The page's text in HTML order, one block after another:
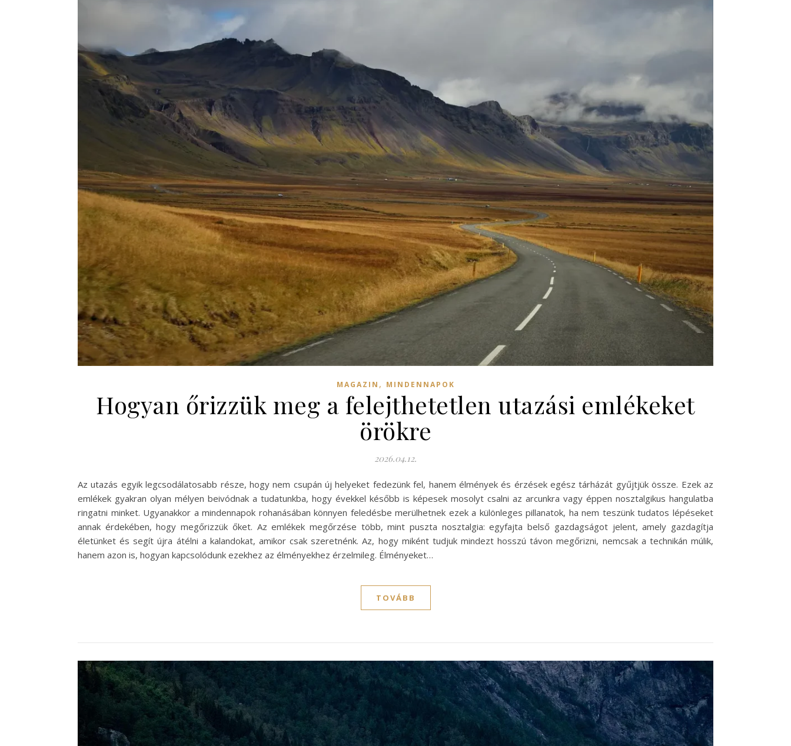
MAGAZIN , MINDENNAPOK
Hogyan őrizzük meg a felejthetetlen utazási emlékeket
örökre
2026.04.12.
Az utazás egyik legcsodálatosabb része, hogy nem csupán új helyeket fedezünk fel, hanem élmények és érzések egész tárházát gyűjtjük össze. Ezek az
emlékek gyakran olyan mélyen beivódnak a tudatunkba, hogy évekkel később is képesek mosolyt csalni az arcunkra vagy éppen nosztalgikus hangulatba
ringatni minket. Ugyanakkor a mindennapok rohanásában könnyen feledésbe merülhetnek ezek a különleges pillanatok, ha nem teszünk tudatos lépéseket
annak érdekében, hogy megőrizzük őket. Az emlékek megőrzése több, mint puszta nosztalgia: egyfajta belső gazdagságot jelent, amely gazdagítja
életünket és segít újra átélni a kalandokat, amikor csak szeretnénk. Az, hogy miként tudjuk mindezt hosszú távon megőrizni, nemcsak a technikán múlik,
hanem azon is, hogyan kapcsolódunk ezekhez az élményekhez érzelmileg. Élményeket…
TOVÁBB